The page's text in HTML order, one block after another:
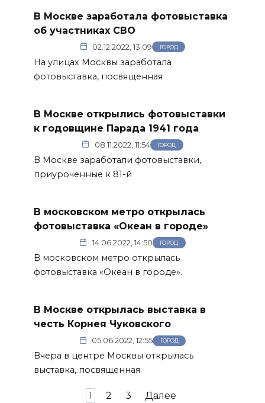
В Москве заработала фотовыставка
об участниках СВО
02.12.2022, 13:09 ГОРОД
На улицах Москвы заработала
фотовыставка, посвященная
В Москве открылись фотовыставки
к годовщине Парада 1941 года
08.11.2022, 11:54 ГОРОД
В Москве заработали фотовыставки,
приуроченные к 81-й
В московском метро открылась
фотовыставка «Океан в городе»
14.06.2022, 14:50 ГОРОД
В московском метро открылась
фотовыставка «Океан в городе».
В Москве открылась выставка в
честь Корнея Чуковского
05.06.2022, 12:55 ГОРОД
Вчера в центре Москвы открылась
выставка, посвященная
1 2 3 Далее